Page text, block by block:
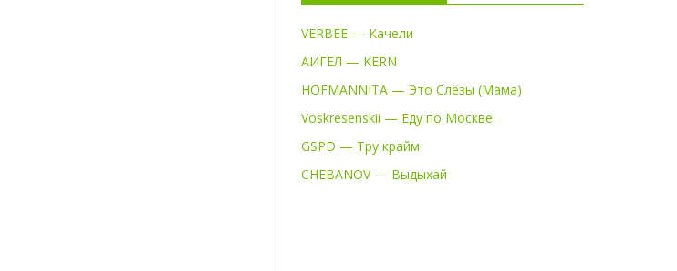
VERBEE — Качели
АИГЕЛ — KERN
HOFMANNITA — Это Слёзы (Мама)
Voskresenskii — Еду по Москве
GSPD — Тру крайм
CHEBANOV — Выдыхай